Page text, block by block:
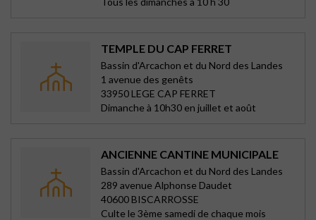
TEMPLE DU CAP FERRET
Bassin d'Arcachon et du Nord des Landes
1 avenue des genêts
33950 LEGE CAP FERRET
Dimanche à 10h30 en juillet et août
ANCIENNE CANTINE MUNICIPALE
Bassin d'Arcachon et du Nord des Landes
289 avenue Alphonse Daudet
40600 BISCARROSSE
Culte le 3ème samedi de chaque mois